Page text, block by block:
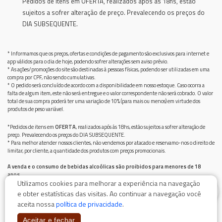
sujeitos a sofrer alteração de preço. Prevalecendo os preços do
DIA SUBSEQUENTE.
* Informamos que os preços, ofertas e condições de pagamento são exclusivos para internet e
app válidos para o dia de hoje, podendo sofrer alterações sem aviso prévio.
* As ações/promoções do site são destinadas à pessoas físicas, podendo ser utilizadas em uma
compra por CPF, não sendo cumulativas.
* O pedido será concluído de acordo com a disponibilidade em nosso estoque. Caso ocorra a
falta de algum item, este não será entregue e o valor correspondente não será cobrado. O valor
total de sua compra poderá ter uma variação de 10% (para mais ou menos) em virtude dos
produtos de peso variável.
*Pedidos de itens emOFERTA, realizados após ás 18hs, estão sujeitos a sofrer alteração de
preço. Prevalecendo os preços do DIA SUBSEQUENTE.
* Para melhor atender nossos clientes, não vendemos por atacado e reservamo-nos o direito de
limitar, por cliente, a quantidade dos produtos com preços promocionais.
A venda e o consumo de bebidas alcoólicas são proibidos para menores de 18
anos.
Bebida alcoólica pode causar dependência química e, em excesso, provoca graves males à saúde.
Beba com moderação
Utilizamos cookies para melhorar a experiência na navegação
e obter estatísticas das visitas. Ao continuar a navegação você
aceita nossapolítica de privacidade.
Aceitar e fechar